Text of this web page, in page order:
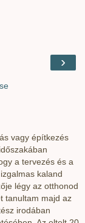
›
vagy építkezés
a tervezés és a
kaland
légy az otthonod
tanultam majd az
irodában